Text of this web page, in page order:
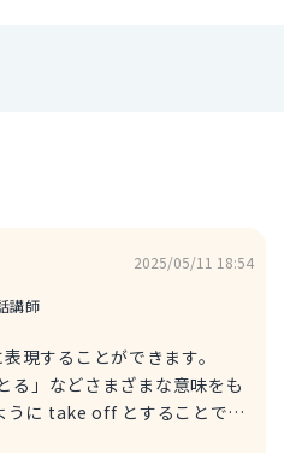
講師
2025/05/11 18:54
現することができます。
る」などさまざまな意味をも
うに take off とすることで
できます。 飛行機内などの